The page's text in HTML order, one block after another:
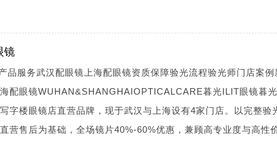
镜
品服务武汉配眼镜上海配眼镜资质保障验光流程验光师门店案例
配眼镜WUHAN&SHANGHAIOPTICALCARE暮光ILIT眼镜暮
字楼眼镜店直营品牌，现于武汉与上海设有4家门店。以完整验
营售后为基础，全场镜片40%-60%优惠，兼顾高专业度与高性